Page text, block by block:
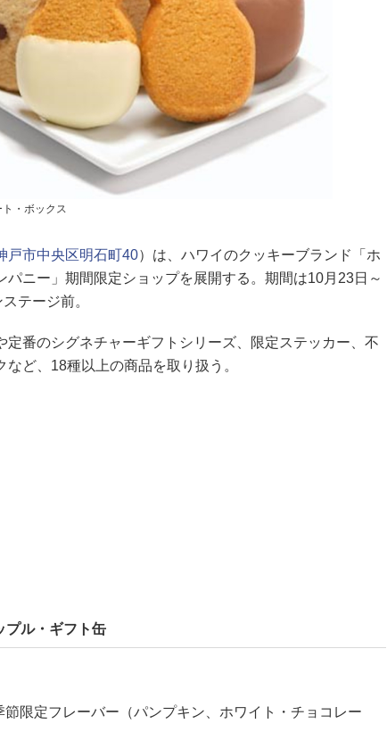
・ボックス
戸市中央区明石町40）は、ハワイのクッキーブランド「ホ
パニー」期間限定ショップを展開する。期間は10月23日～
テージ前。
番のシグネチャーギフトシリーズ、限定ステッカー、不
ど、18種以上の商品を取り扱う。
プル・ギフト缶
節限定フレーバー（パンプキン、ホワイト・チョコレー